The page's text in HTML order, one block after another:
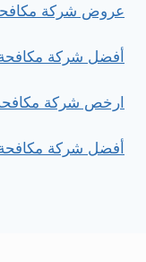
عروض شركة
أفضل شركة
ارخص شركة
أفضل شركة